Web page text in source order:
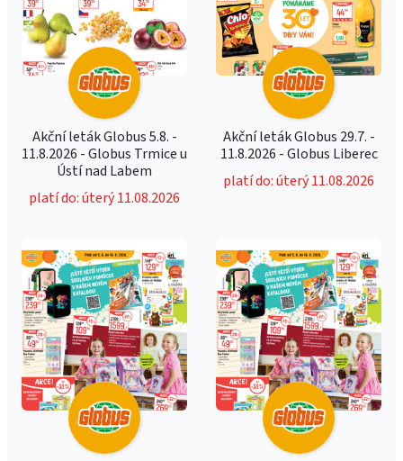
Akční leták Globus 5.8. -
11.8.2026 - Globus Trmice u
Ústí nad Labem
platí do: úterý 11.08.2026
Akční leták Globus 29.7. -
11.8.2026 - Globus Liberec
platí do: úterý 11.08.2026